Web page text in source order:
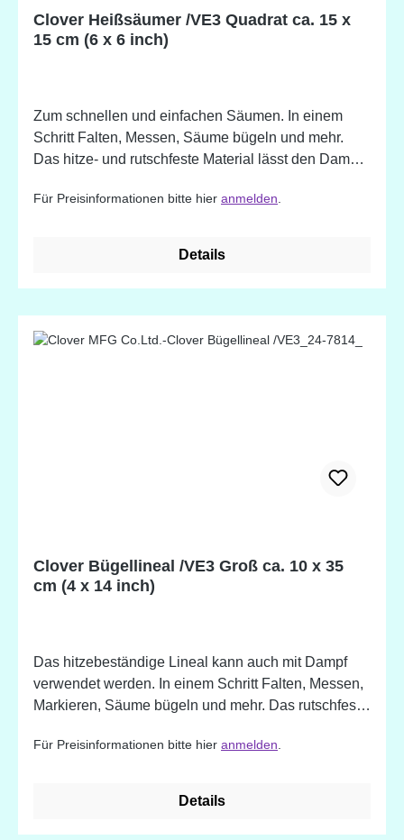
Clover Heißsäumer /VE3 Quadrat ca. 15 x
15 cm (6 x 6 inch)
Zum schnellen und einfachen Säumen. In einem
Schritt Falten, Messen, Säume bügeln und mehr.
Das hitze- und rutschfeste Material lässt den Dampf
Position. Geeignet für Dresdner Teller-Quiltblöcke,
Für Preisinformationen bitte hier anmelden
Details
Clover Bügellineal /VE3 Groß ca. 10 x 35
cm (4 x 14 inch)
Das hitzebeständige Lineal kann auch mit Dampf
verwendet werden. In einem Schritt Falten, Messen,
Markieren, Säume bügeln und mehr. Das rutschfeste
Für Preisinformationen bitte hier anmelden
Details